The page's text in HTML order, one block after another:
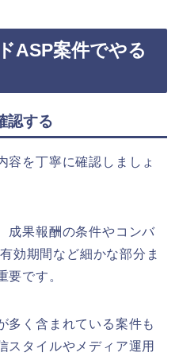
ASP案件でやる
認する
容を丁寧に確認しましょ
成果報酬の条件やコンバ
効期間など細かな部分ま
要です。
多く含まれている案件も
スタイルやメディア運用